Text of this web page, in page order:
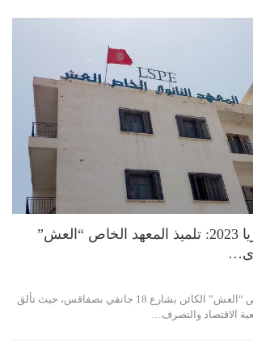
صفاقس – بكالوريا 2023: تلميذ المعهد الخاص “العش”
تميز جديد للمعهد الخاص “العش” الكائن بشارع 18 جانفي بصفاقس، حيث تألق
الاقتصاد والتصرف…